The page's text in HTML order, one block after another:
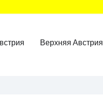
Верхняя Австрия